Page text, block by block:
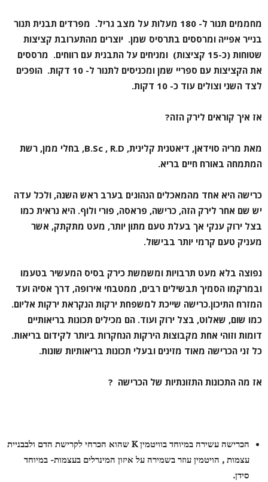
מחממים תנור ל- 180 מעלות על מצב גריל. מפרדים תבנית תנור
בנייר אפייה ומרססים בתרסיס שמן. יוצרים מהתערובת קציצות
שטוחות (כ-15 קציצות) ומניחים על התבנית עם רווחים. מרססים
את הקציצות עם ספריי שמן ומכניסים לתנור ל- 10 דקות. הופכים
לצד השני וצולים עוד כ- 10 דקות.
אז איך קוראים לירק הזה?
מאת מריה סוידאן, דיאטנית קלינית,
B.Sc , R.D
, בחלי ממן, רשת
המתמחה באורח חיים בריא.
כרישה היא אחד מהמאכלים הנהוגים בערב ראש השנה, ולכל עדה
יש שם אחר לירק הזה, כרישה, פראסה, פורי ולוף. היא נראית כמו
בצל ירוק ענקי אך בעלת טעם מתון יותר, מעט מתקתק, אשר
מעניק טעם קרמי יותר בבישול.
נפוצה בלא מעט תרבויות ומשמשת כירק בסיס המעשיר בטעמו
ובמרקמו הסמיך תבשילים רבים, ממטבחי אירופה, דרך אסיה ועד
המזרח התיכון.כרישה שייכת למשפחת ירקות הנקראת ירקות אליום.
כמו שום, שאלוט, בצל ירוק ועוד. הם מכילים תכונות בריאותיים
דומות וזוהי אחת מקבוצות הירקות הנחקרות ביותר לקידום בריאות.
כל זני הכרישה מאוד מזינים ובעלי תכונות בריאותיות שונות.
אז מה התכונות התזונתיות של הכרישה ?
הכרישה עשירה במיוחד בוויטמין K שהוא הכרחי לקרישת הדם ולבבניית
עצמות , הויטמין עוזר בשמירה על איזון המינרלים בעצמות- במיוחד
סידן.